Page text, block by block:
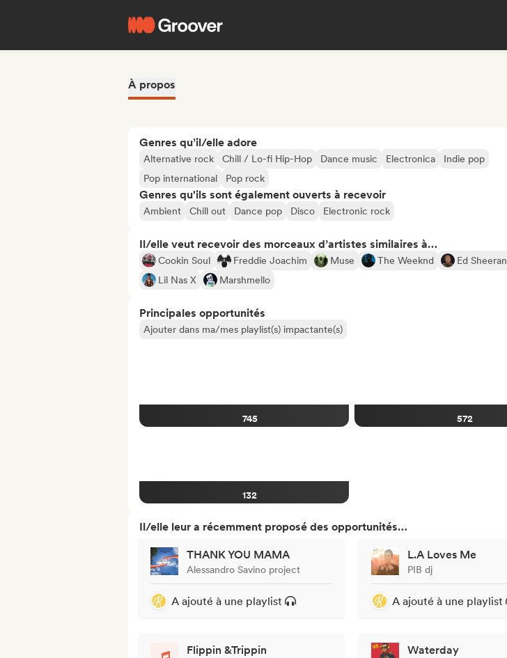
À propos
Genres qu’il/elle adore
Alternative rock Chill / Lo-fi Hip-Hop Dance music Electronica
Indie pop
Pop international
Pop rock
Genres qu'ils sont également ouverts à recevoir
Ambient Chill out Dance pop Disco Electronic rock
Il/elle veut recevoir des morceaux d’artistes similaires à…
Cookin Soul Freddie Joachim Muse The Weeknd
Ed Sheeran
Lil Nas X
Marshmello
Principales opportunités
Ajouter dans ma/mes playlist(s) impactante(s)
745 572
132
Il/elle leur a récemment proposé des opportunités…
THANK YOU MAMA
Alessandro Savino project
A ajouté à une playlist
L.A Loves Me
PIB dj
A ajouté à une playlist
Flippin &Trippin Waterday